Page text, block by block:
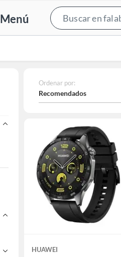
Menú
Ordenar por:
Recomendados
HUAWEI